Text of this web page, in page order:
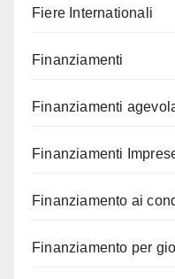
Fiere Internationali
Finanziamenti
Finanziamenti
Finanziamenti
Finanziamento ai
Finanziamento per